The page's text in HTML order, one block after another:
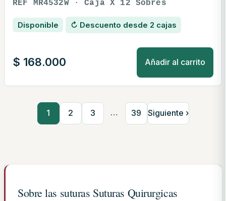
REF MR4532W · Caja X 12 Sobres
Disponible ↻ Descuento desde 2 cajas
$ 168.000 Añadir al carrito
1 2 3 … 39 Siguiente ›
Sobre las suturas Suturas Quirurgicas